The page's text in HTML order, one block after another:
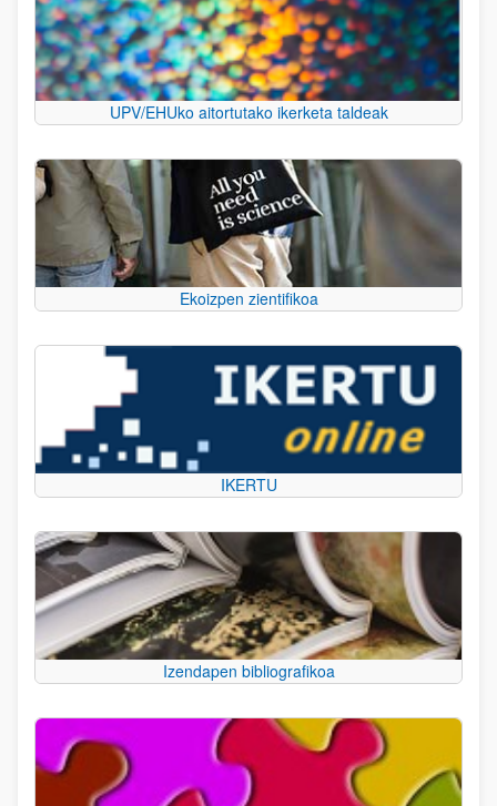
UPV/EHUko aitortutako ikerketa taldeak
Ekoizpen zientifikoa
IKERTU
Izendapen bibliografikoa